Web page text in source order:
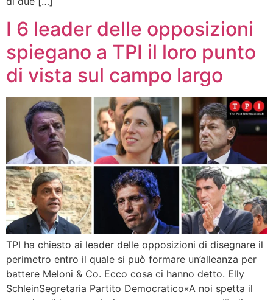
I 6 leader delle opposizioni
spiegano a TPI il loro punto
di vista sul campo largo
TPI ha chiesto ai leader delle opposizioni di disegnare il
perimetro entro il quale si può formare un’alleanza per
battere Meloni & Co. Ecco cosa ci hanno detto. Elly
SchleinSegretaria Partito Democratico«A noi spetta il